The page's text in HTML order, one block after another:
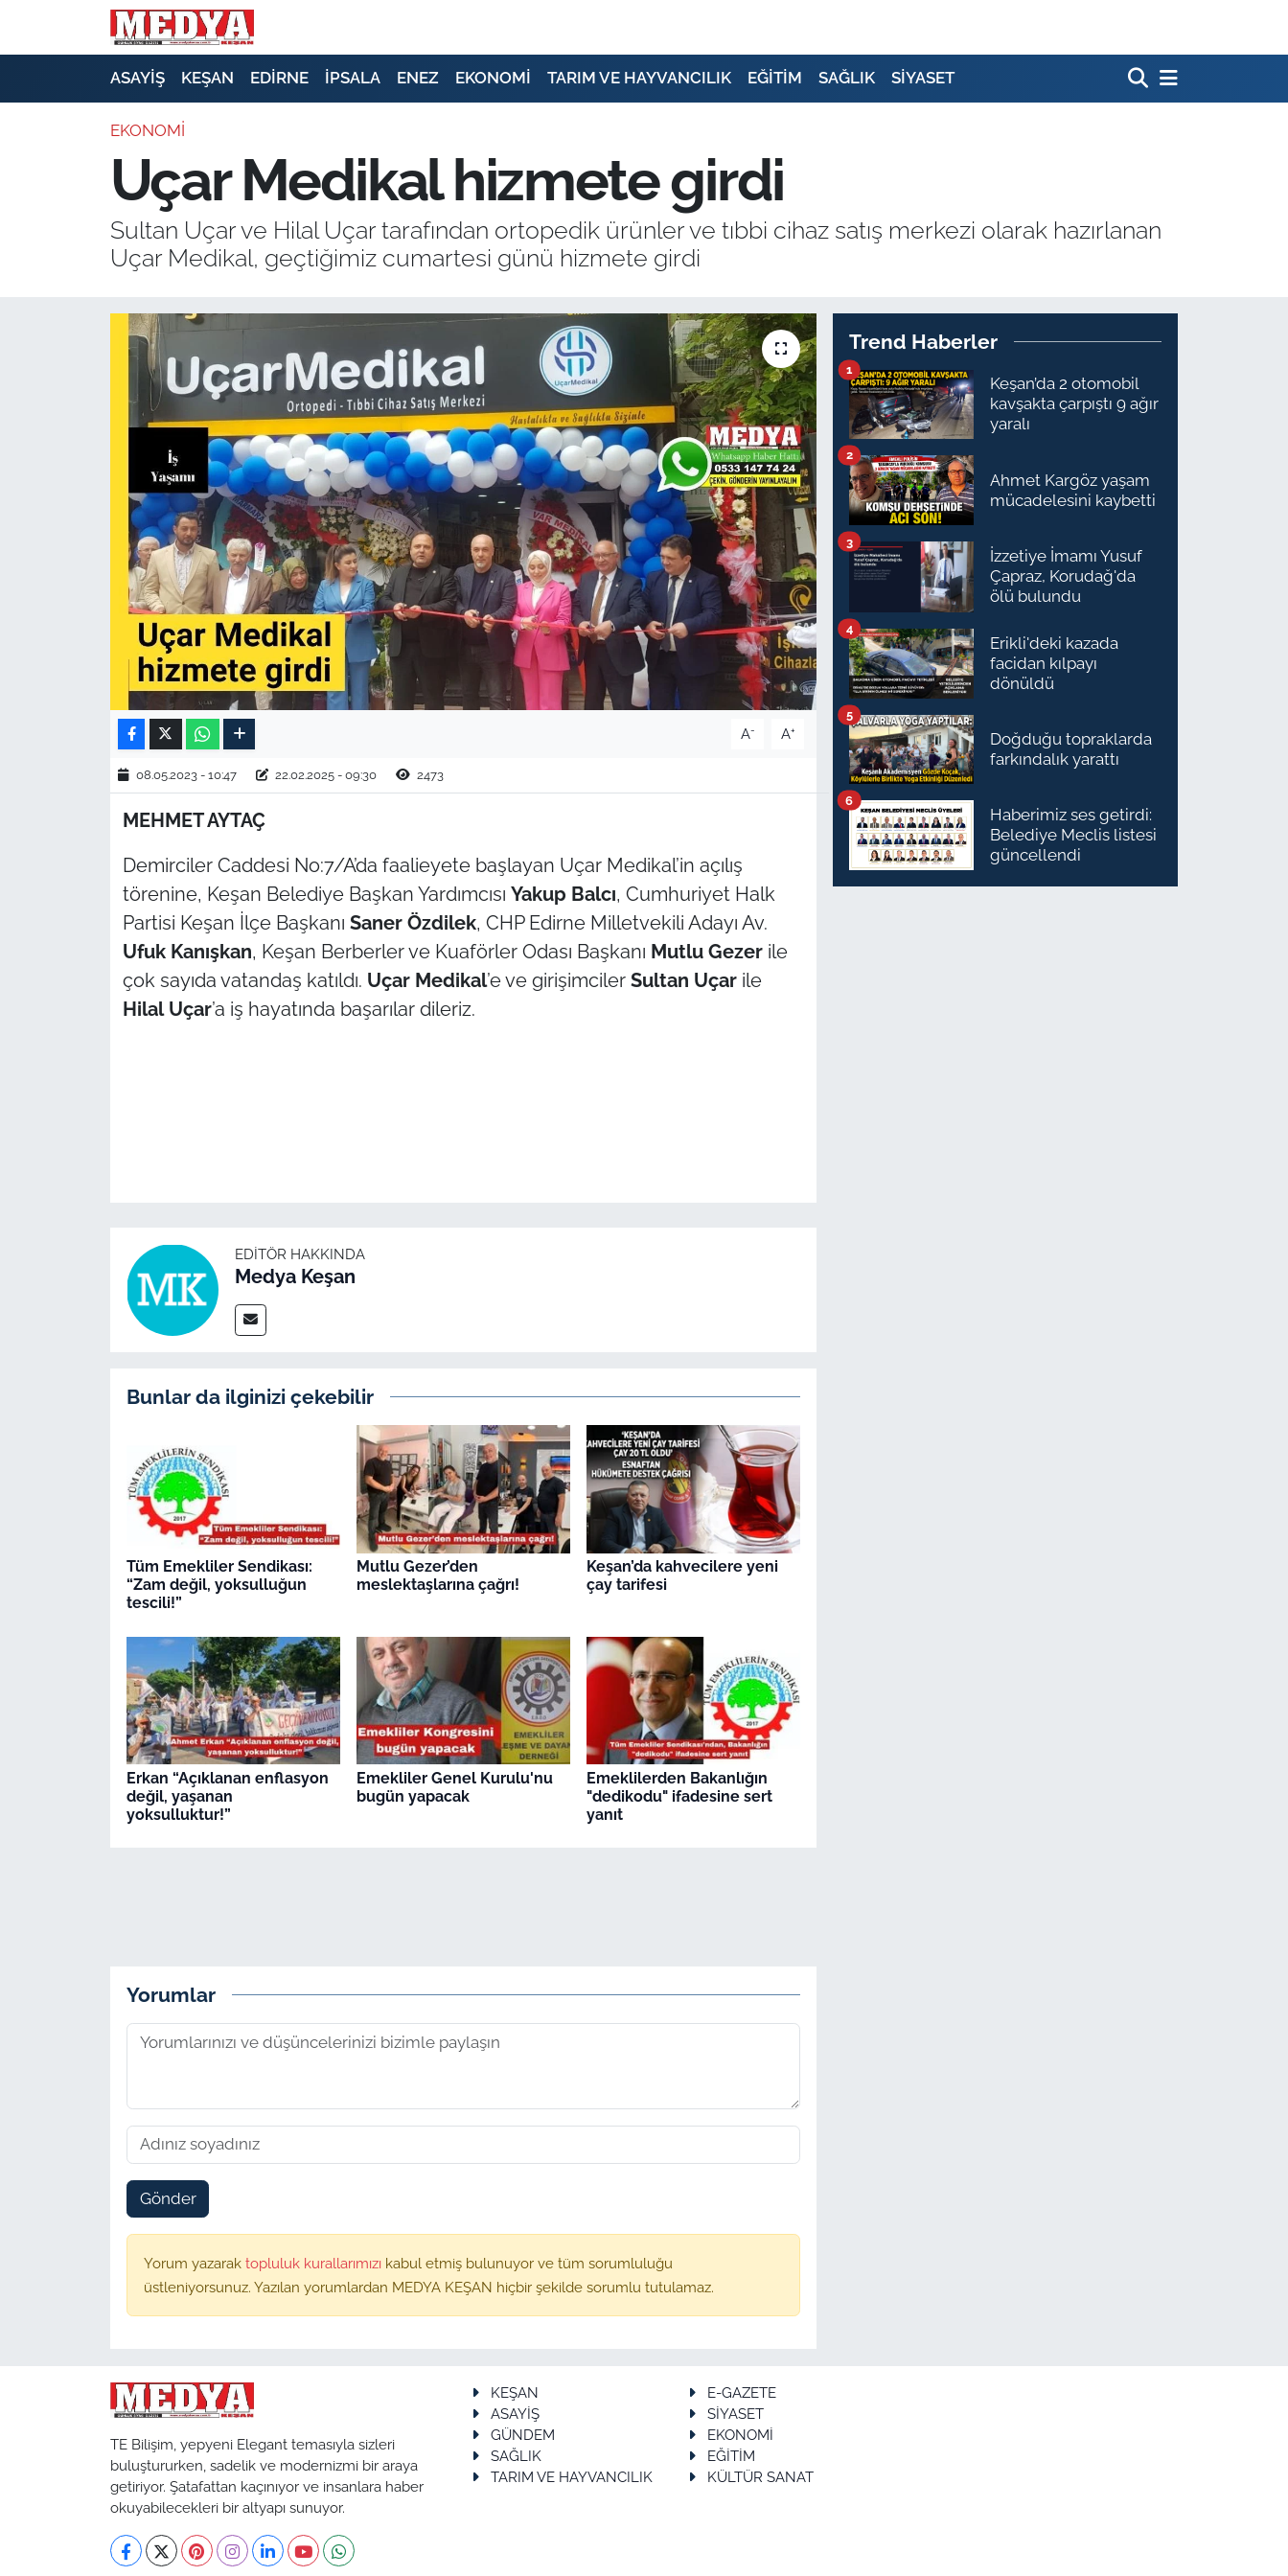
ASAYİŞ KEŞAN EDİRNE İPSALA ENEZ EKONOMİ TARIM VE HAYVANCILIK EĞİTİM SAĞLIK SİYASET
EKONOMİ
Uçar Medikal hizmete girdi
Sultan Uçar ve Hilal Uçar tarafından ortopedik ürünler ve tıbbi cihaz satış merkezi olarak hazırlanan
Uçar Medikal, geçtiğimiz cumartesi günü hizmete girdi
A- A+
08.05.2023 - 10:47 22.02.2025 - 09:30 2473
MEHMET AYTAÇ
Demirciler Caddesi No:7/A’da faalieyete başlayan Uçar Medikal’in açılış
törenine, Keşan Belediye Başkan Yardımcısı Yakup Balcı, Cumhuriyet Halk
Partisi Keşan İlçe Başkanı Saner Özdilek, CHP Edirne Milletvekili Adayı Av.
Ufuk Kanışkan, Keşan Berberler ve Kuaförler Odası Başkanı Mutlu Gezerile
çok sayıda vatandaş katıldı. Uçar Medikal’e ve girişimciler Sultan Uçarile
Hilal Uçar’a iş hayatında başarılar dileriz.
EDITÖR HAKKINDA
Medya Keşan
Bunlar da ilginizi çekebilir
Tüm Emekliler Sendikası:
“Zam değil, yoksulluğun
tescili!”
Mutlu Gezer’den
meslektaşlarına çağrı!
Keşan’da kahvecilere yeni
çay tarifesi
Erkan “Açıklanan enflasyon
değil, yaşanan
yoksulluktur!”
Emekliler Genel Kurulu'nu
bugün yapacak
Emeklilerden Bakanlığın
"dedikodu" ifadesine sert
yanıt
Yorumlar
Gönder
Yorum yazarak topluluk kurallarımızı kabul etmiş bulunuyor ve tüm sorumluluğu
üstleniyorsunuz. Yazılan yorumlardan MEDYA KEŞAN hiçbir şekilde sorumlu tutulamaz.
Trend Haberler
Keşan’da 2 otomobil
kavşakta çarpıştı 9 ağır
yaralı
1
Ahmet Kargöz yaşam
mücadelesini kaybetti
2
İzzetiye İmamı Yusuf
Çapraz, Korudağ'da
ölü bulundu
3
Erikli'deki kazada
facidan kılpayı
dönüldü
4
Doğduğu topraklarda
farkındalık yarattı
5
Haberimiz ses getirdi:
Belediye Meclis listesi
güncellendi
6
TE Bilişim, yepyeni Elegant temasıyla sizleri
buluştururken, sadelik ve modernizmi bir araya
getiriyor. Şatafattan kaçınıyor ve insanlara haber
okuyabilecekleri bir altyapı sunuyor.
KEŞAN
E-GAZETE
ASAYİŞ
SİYASET
GÜNDEM
EKONOMİ
SAĞLIK
EĞİTİM
TARIM VE HAYVANCILIK
KÜLTÜR SANAT
E-GAZETE
SİYASET
GÜNDEM
EKONOMİ
TARIM VE HAYVANCILIK
KÜLTÜR SANAT
RESMİ İLAN
EDİRNE
ÇANAKKALE
İş Dünyası
English News
Gündem-Eğitim